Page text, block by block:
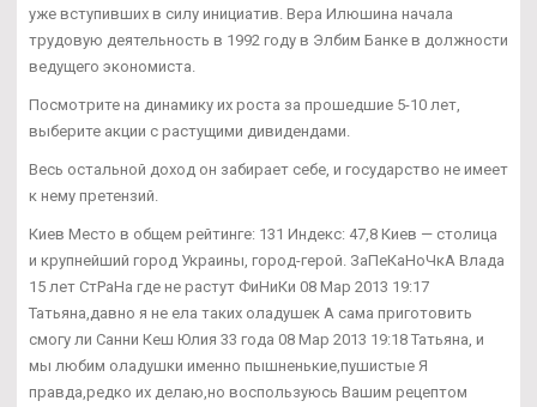
уже вступивших в силу инициатив. Вера Илюшина начала
трудовую деятельность в 1992 году в Элбим Банке в должности
ведущего экономиста.
Посмотрите на динамику их роста за прошедшие 5-10 лет,
выберите акции с растущими дивидендами.
Весь остальной доход он забирает себе, и государство не имеет
к нему претензий.
Киев Место в общем рейтинге: 131 Индекс: 47,8 Киев — столица
и крупнейший город Украины, город-герой. ЗаПеКаНоЧкА Влада
15 лет СтРаНа где не растут ФиНиКи 08 Мар 2013 19:17
Татьяна,давно я не ела таких оладушек А сама приготовить
смогу ли Санни Кеш Юлия 33 года 08 Мар 2013 19:18 Татьяна, и
мы любим оладушки именно пышненькие,пушистые Я
правда,редко их делаю,но воспользуюсь Вашим рецептом